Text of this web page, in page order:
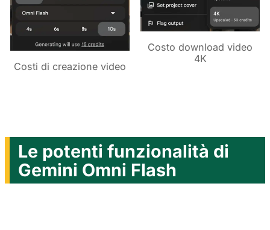
Costi di creazione video
Costo download video
4K
Le potenti funzionalità di
Gemini Omni Flash